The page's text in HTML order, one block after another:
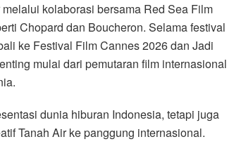
kolaborasi bersama Red Sea Film
Chopard dan Boucheron. Selama festival
ke Festival Film Cannes 2026 dan Jadi
mulai dari pemutaran film internasional
dunia hiburan Indonesia, tetapi juga
Tanah Air ke panggung internasional.